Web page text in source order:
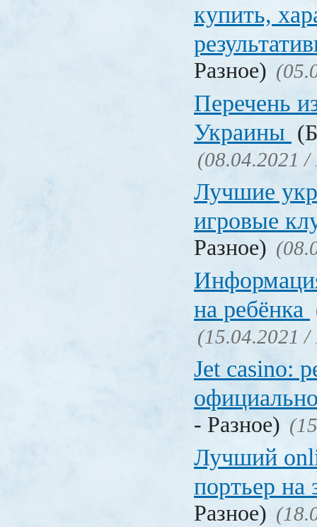
купить,
Разное)
Перечень
Украины
(08.04.2021 /
Лучшие
игровые
Разное)
на ребёнка
(15.04.2021 /
Jet casino:
- Разное)
Лучший
портьер на
Разное)